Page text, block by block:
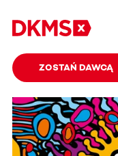
ZOSTAŃ DAWCĄ